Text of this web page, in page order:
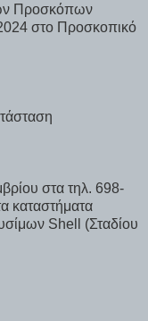
Προσκόπων
στο Προσκοπικό
στα τηλ. 698-
καταστήματα
Shell (Σταδίου